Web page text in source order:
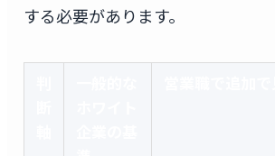
する必要があります。